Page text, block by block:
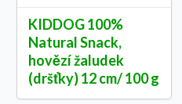
KIDDOG 100%
Natural Snack,
hovězí žaludek
(dršťky) 12 cm/ 100 g